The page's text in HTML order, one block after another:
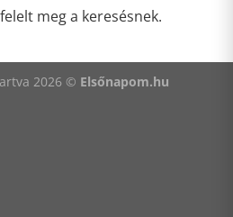
meg a keresésnek.
2026 © Elsőnapom.hu